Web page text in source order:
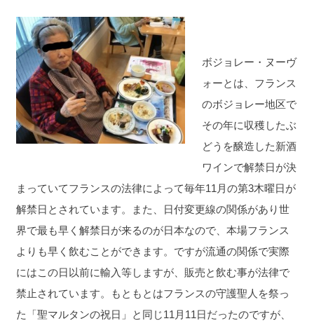
ボジョレー・ヌーヴ
ォーとは、フランス
のボジョレー地区で
その年に収穫したぶ
どうを醸造した新酒
ワインで解禁日が決
まっていてフランスの法律によって毎年11月の第3木曜日が
解禁日とされています。また、日付変更線の関係があり世
界で最も早く解禁日が来るのが日本なので、本場フランス
よりも早く飲むことができます。ですが流通の関係で実際
にはこの日以前に輸入等しますが、販売と飲む事が法律で
禁止されています。もともとはフランスの守護聖人を祭っ
た「聖マルタンの祝日」と同じ11月11日だったのですが、